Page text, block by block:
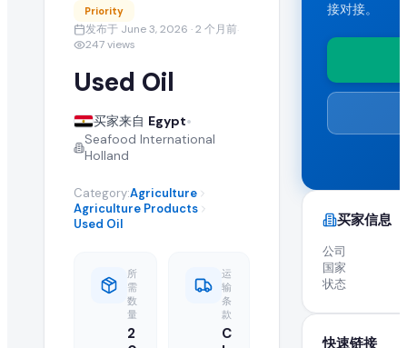
提交您的报价
类似 Used Oil 批发采购需求
在 EximNext B2B 市场浏览更多活跃的 used oil 采购需求以
全球 B2B 采购: 活跃进口商求购 Used Oil
关于 Used Oil 采购需求的常见问题
什么是 used oil 采购需求?
Priority
发布于 June 3, 2026 · 2 个月前·
247views
Used Oil
买家来自 Egypt•
Seafood International
Holland
Category:Agriculture
Agriculture Products
Used Oil
所
需
数
量
2
运
输
条
款
C
接对接。
买家信息
公司
国家
状态
快速链接